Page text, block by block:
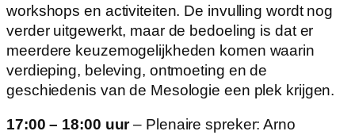
workshops en activiteiten. De invulling wordt nog
verder uitgewerkt, maar de bedoeling is dat er
meerdere keuzemogelijkheden komen waarin
verdieping, beleving, ontmoeting en de
geschiedenis van de Mesologie een plek krijgen.
17:00 – 18:00 uur– Plenaire spreker: Arno